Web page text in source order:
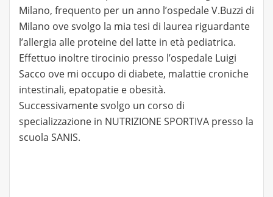
Milano, frequento per un anno l’ospedale V.Buzzi di
Milano ove svolgo la mia tesi di laurea riguardante
l’allergia alle proteine del latte in età pediatrica.
Effettuo inoltre tirocinio presso l’ospedale Luigi
Sacco ove mi occupo di diabete, malattie croniche
intestinali, epatopatie e obesità.
Successivamente svolgo un corso di
specializzazione in NUTRIZIONE SPORTIVA presso la
scuola SANIS.